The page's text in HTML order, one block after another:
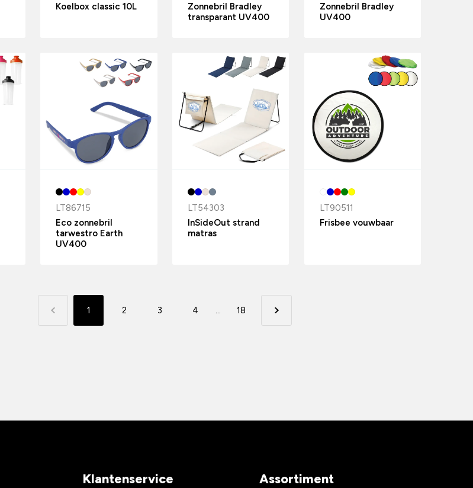
Koelbox classic 10L
Zonnebril Bradley
transparant UV400
Zonnebril Bradley
UV400
LT86715
Eco zonnebril
tarwestro Earth
UV400
LT54303
InSideOut strand
matras
LT90511
Frisbee vouwbaar
1 2 3 4 ... 18
Klantenservice Assortiment